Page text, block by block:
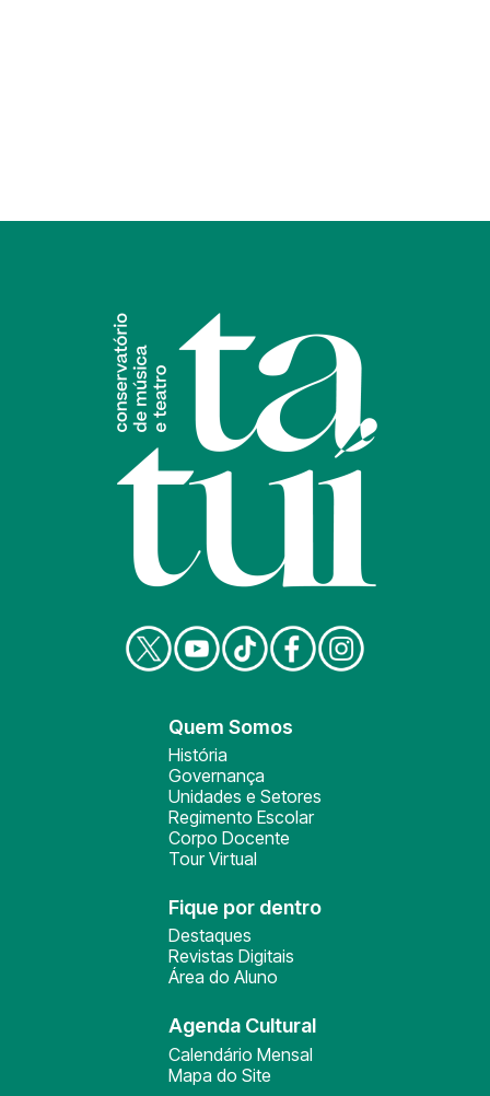
Quem Somos
História
Governança
Unidades e Setores
Regimento Escolar
Corpo Docente
Tour Virtual
Fique por dentro
Destaques
Revistas Digitais
Área do Aluno
Agenda Cultural
Calendário Mensal
Mapa do Site